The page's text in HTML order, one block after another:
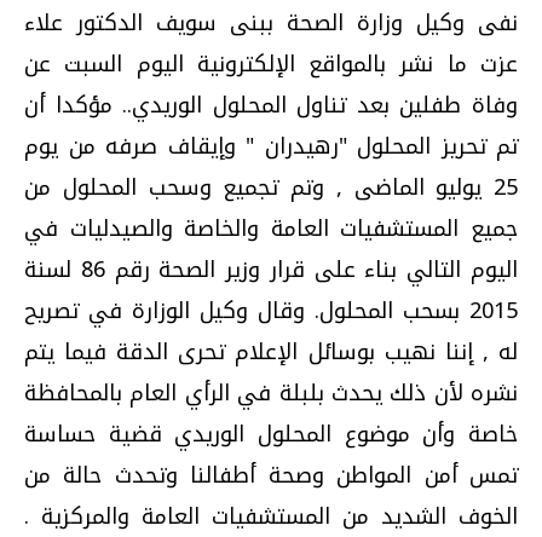
نفى وكيل وزارة الصحة ببنى سويف الدكتور علاء
عزت ما نشر بالمواقع الإلكترونية اليوم السبت عن
وفاة طفلين بعد تناول المحلول الوريدي.. مؤكدا أن
تم تحريز المحلول "رهيدران " وإيقاف صرفه من يوم
25 يوليو الماضى , وتم تجميع وسحب المحلول من
جميع المستشفيات العامة والخاصة والصيدليات في
اليوم التالي بناء على قرار وزير الصحة رقم 86 لسنة
2015 بسحب المحلول. وقال وكيل الوزارة في تصريح
له , إننا نهيب بوسائل الإعلام تحرى الدقة فيما يتم
نشره لأن ذلك يحدث بلبلة في الرأي العام بالمحافظة
خاصة وأن موضوع المحلول الوريدي قضية حساسة
تمس أمن المواطن وصحة أطفالنا وتحدث حالة من
الخوف الشديد من المستشفيات العامة والمركزية .